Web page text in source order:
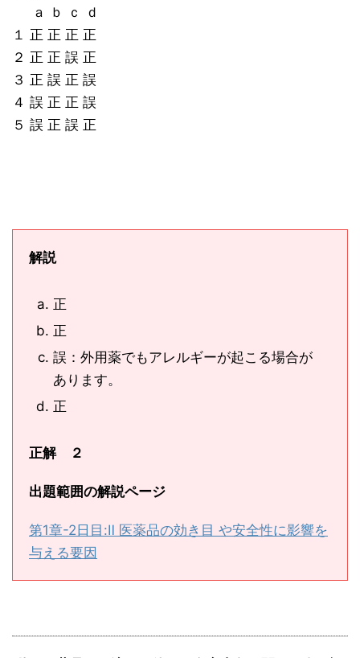
ａ ｂ ｃ ｄ
１ 正 正 正 正
２ 正 正 誤 正
３ 正 誤 正 誤
４ 誤 正 正 誤
５ 誤 正 誤 正
解説
正
正
誤：外用薬でもアレルギーが起こる場合が
あります。
正
正解 ２
出題範囲の解説ページ
第1章-2日目:Ⅱ 医薬品の効き目 や安全性に影響を
与える要因